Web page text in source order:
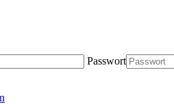
Passwort